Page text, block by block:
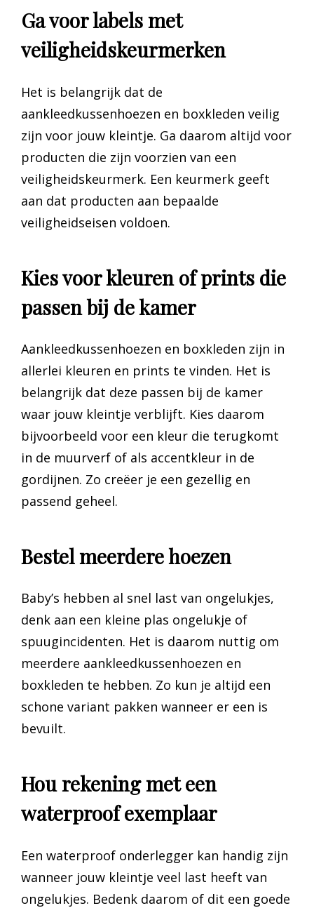
Ga voor labels met
veiligheidskeurmerken
Het is belangrijk dat de
aankleedkussenhoezen en boxkleden veilig
zijn voor jouw kleintje. Ga daarom altijd voor
producten die zijn voorzien van een
veiligheidskeurmerk. Een keurmerk geeft
aan dat producten aan bepaalde
veiligheidseisen voldoen.
Kies voor kleuren of prints die
passen bij de kamer
Aankleedkussenhoezen en boxkleden zijn in
allerlei kleuren en prints te vinden. Het is
belangrijk dat deze passen bij de kamer
waar jouw kleintje verblijft. Kies daarom
bijvoorbeeld voor een kleur die terugkomt
in de muurverf of als accentkleur in de
gordijnen. Zo creëer je een gezellig en
passend geheel.
Bestel meerdere hoezen
Baby’s hebben al snel last van ongelukjes,
denk aan een kleine plas ongelukje of
spuugincidenten. Het is daarom nuttig om
meerdere aankleedkussenhoezen en
boxkleden te hebben. Zo kun je altijd een
schone variant pakken wanneer er een is
bevuilt.
Hou rekening met een
waterproof exemplaar
Een waterproof onderlegger kan handig zijn
wanneer jouw kleintje veel last heeft van
ongelukjes. Bedenk daarom of dit een goede